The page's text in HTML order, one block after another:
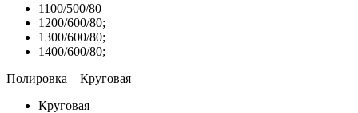
1100/500/80
1200/600/80;
1300/600/80;
1400/600/80;
Полировка—Круговая
Круговая